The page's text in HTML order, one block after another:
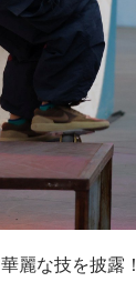
華麗な技を披露！